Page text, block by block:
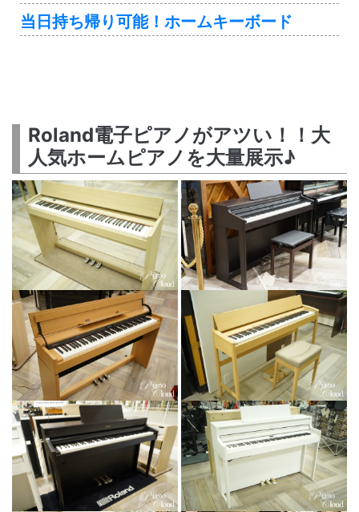
当日持ち帰り可能！ホームキーボード
Roland電子ピアノがアツい！！大
人気ホームピアノを大量展示♪